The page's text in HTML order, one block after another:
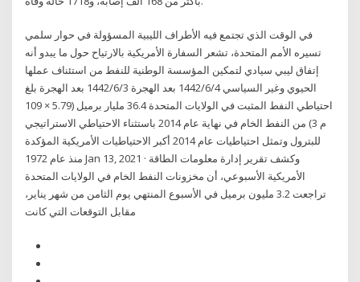
في الوقت الذي تجتمع فيه الأطراف الليبية المسؤولة في حوار سلمي
تسيره الأمم المتحدة، تشعر السفارة الأمريكية بالارتياح حول ما يبدو أنه
إتفاق ليبي سيادي لتمكين المؤسسة الوطنية للنفط من استئناف عملها
الحيوي وغير السياسي 4‏‏/6‏‏/1442 بعد الهجرة 3‏‏/6‏‏/1442 بعد الهجرة بلغ
احتياطي النفط المثبت في الولايات المتحدة 36.4 مليار برميل (5.79 × 109
م 3) من النفط الخام في نهاية عام 2014 باستثناء الاحتياطي الاستراتيجي
للبترول وتمثل احتياطيات عام 2014 أكبر الاحتياطيات الأمريكية المؤكدة
منذ عام 1972 Jan 13, 2021 · وكشف تقرير إدارة معلومات الطاقة
الأمريكية الأسبوعي، أن مخزونات النفط الخام في الولايات المتحدة
تراجعت 3.2 مليون برميل في الأسبوع المنتهي يوم الثامن من شهر يناير،
مقابل التوقعات التي كانت